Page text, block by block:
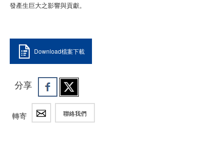
發產生巨大之影響與貢獻。
Download檔案下載
分享
轉寄 聯絡我們